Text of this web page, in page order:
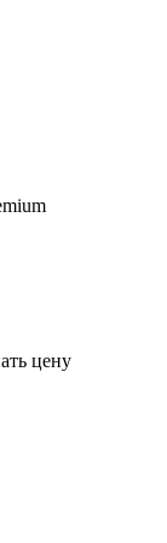
цену